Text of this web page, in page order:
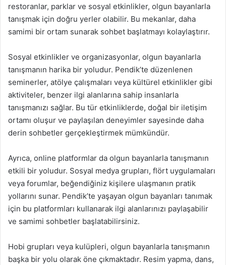
restoranlar, parklar ve sosyal etkinlikler, olgun bayanlarla
tanışmak için doğru yerler olabilir. Bu mekanlar, daha
samimi bir ortam sunarak sohbet başlatmayı kolaylaştırır.
Sosyal etkinlikler ve organizasyonlar, olgun bayanlarla
tanışmanın harika bir yoludur. Pendik’te düzenlenen
seminerler, atölye çalışmaları veya kültürel etkinlikler gibi
aktiviteler, benzer ilgi alanlarına sahip insanlarla
tanışmanızı sağlar. Bu tür etkinliklerde, doğal bir iletişim
ortamı oluşur ve paylaşılan deneyimler sayesinde daha
derin sohbetler gerçekleştirmek mümkündür.
Ayrıca, online platformlar da olgun bayanlarla tanışmanın
etkili bir yoludur. Sosyal medya grupları, flört uygulamaları
veya forumlar, beğendiğiniz kişilere ulaşmanın pratik
yollarını sunar. Pendik’te yaşayan olgun bayanları tanımak
için bu platformları kullanarak ilgi alanlarınızı paylaşabilir
ve samimi sohbetler başlatabilirsiniz.
Hobi grupları veya kulüpleri, olgun bayanlarla tanışmanın
başka bir yolu olarak öne çıkmaktadır. Resim yapma, dans,